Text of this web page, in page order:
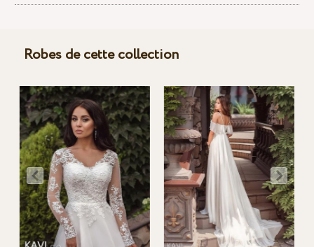
Robes de cette collection